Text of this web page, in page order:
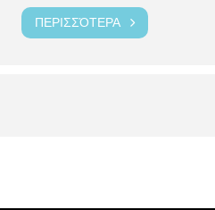
ΠΕΡΙΣΣΌΤΕΡΑ